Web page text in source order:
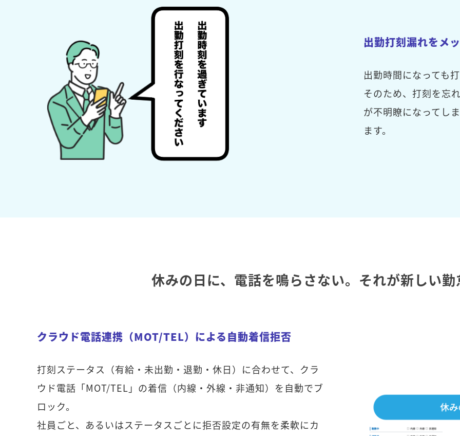
出勤打刻漏れをメ
出勤時間になっても
そのため、打刻を忘
が不明瞭になってし
ます。
休みの日に、電話を鳴らさない。それが新しい
クラウド電話連携（MOT/TEL）による自動着信拒否
打刻ステータス（有給・未出勤・退勤・休日）に合わせて、クラ
ウド電話「MOT/TEL」の着信（内線・外線・非通知）を自動でブ
ロック。
社員ごと、あるいはステータスごとに拒否設定の有無を柔軟にカ